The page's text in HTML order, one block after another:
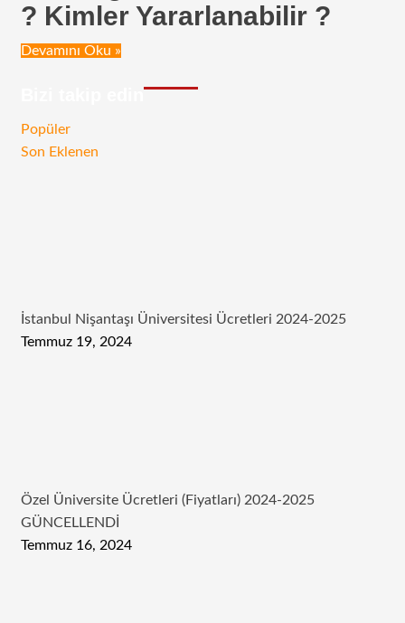
? Kimler Yararlanabilir ?
Devamını Oku »
Popüler
Son Eklenen
İstanbul Nişantaşı Üniversitesi Ücretleri 2024-2025
Temmuz 19, 2024
Özel Üniversite Ücretleri (Fiyatları) 2024-2025
GÜNCELLENDİ
Temmuz 16, 2024